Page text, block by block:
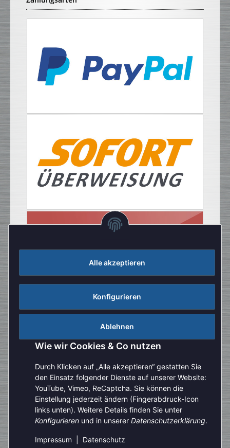
Alle akzeptieren
Konfigurieren
Ablehnen
Wie wir Cookies & Co nutzen
Durch Klicken auf „Alle akzeptieren“ gestatten Sie
den Einsatz folgender Dienste auf unserer Website:
YouTube, Vimeo, ReCaptcha. Sie können die
Einstellung jederzeit ändern (Fingerabdruck-Icon
links unten). Weitere Details finden Sie unter
Konfigurieren und in unserer Datenschutzerklärung.
Impressum Datenschutz
Aufgrund der Urlaubszeit kann es aktuell zu verlängerten
Bearbeitungszeiten kommen. Bitte beachten Sie außerdem,
eingeschränkt zur Verfügung steht. Vielen Dank für Ihre
Vertrag widerrufen